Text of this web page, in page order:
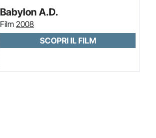
Babylon A.D.
Film 2008
SCOPRI IL FILM